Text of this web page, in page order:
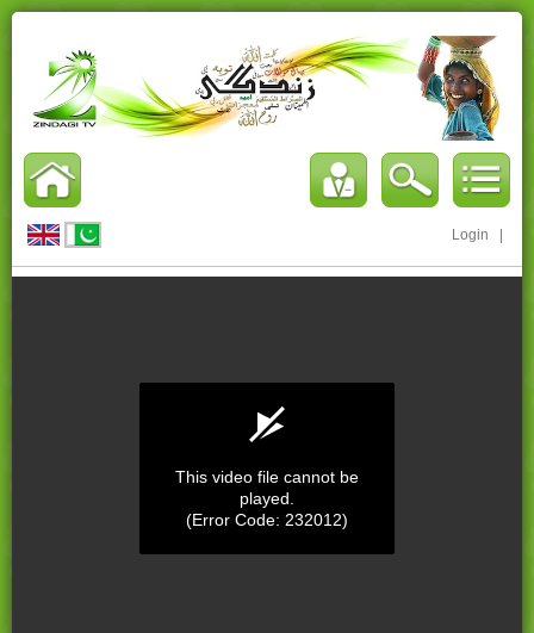
Login
This video file cannot be
played.
(Error Code: 232012)